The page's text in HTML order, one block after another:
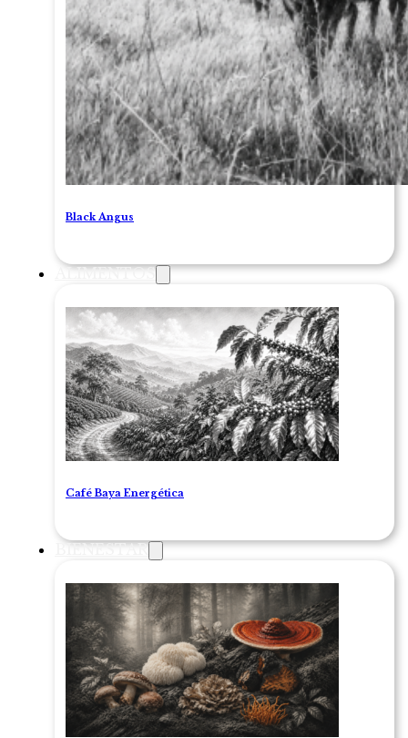
Black Angus
ALIMENTOS
Café Baya Energética
BIENESTAR